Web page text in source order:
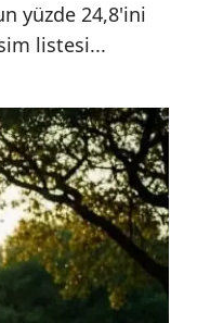
Erzincan
Eskişehir
Gaziantep
Giresun
Gümüşhane
yüzde 24,8'ini
listesi...